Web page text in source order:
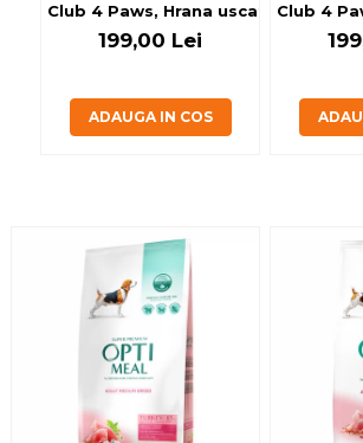
Club 4 Paws, Hrana uscata caini de
199,00 Lei
ADAUGA IN COS
Club 4